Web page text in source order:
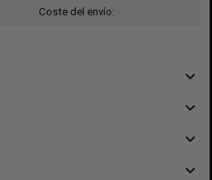
Coste del envío:
navigate_before
navigate_before
navigate_before
navigate_before